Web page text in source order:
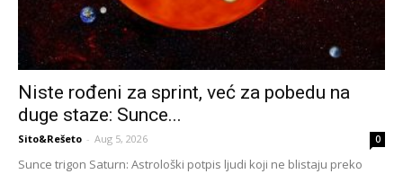
Niste rođeni za sprint, već za pobedu na
duge staze: Sunce...
Sito&Rešeto - Aug 5, 2026 0
Sunce trigon Saturn: Astrološki potpis ljudi koji ne blistaju preko